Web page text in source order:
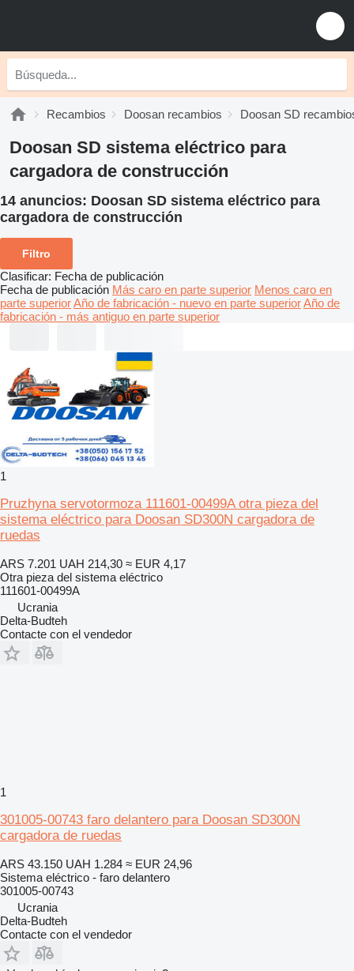
Recambios Doosan recambios Doosan SD
Doosan SD sistema eléctrico para
cargadora de construcción
14 anuncios: Doosan SD sistema eléctrico para
cargadora de construcción
Filtro
Clasificar: Fecha de publicación
Fecha de publicación Más caro en parte superior Menos caro en
parte superiorAño de fabricación - nuevo en parte superiorAño de
fabricación - más antiguo en parte superior
1
Pruzhyna servotormoza 111601-00499A otra pieza del
sistema eléctrico para Doosan SD300N cargadora de
ruedas
ARS 7.201 UAH 214,30 ≈ EUR 4,17
Otra pieza del sistema eléctrico
111601-00499A
Ucrania
Delta-Budteh
Contacte con el vendedor
1
301005-00743 faro delantero para Doosan SD300N
cargadora de ruedas
ARS 43.150 UAH 1.284 ≈ EUR 24,96
Sistema eléctrico - faro delantero
301005-00743
Ucrania
Delta-Budteh
Contacte con el vendedor